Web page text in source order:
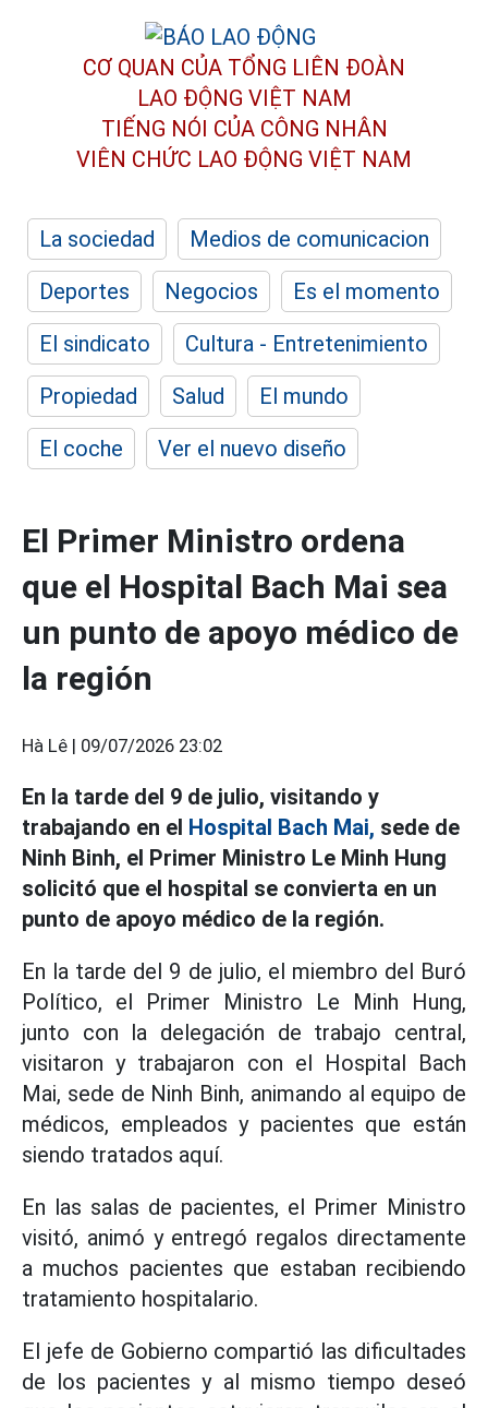
CƠ QUAN CỦA TỔNG LIÊN ĐOÀN
LAO ĐỘNG VIỆT NAM
TIẾNG NÓI CỦA CÔNG NHÂN
VIÊN CHỨC LAO ĐỘNG VIỆT NAM
La sociedad
Medios de comunicacion
Deportes
Negocios
Es el momento
El sindicato
Cultura - Entretenimiento
Propiedad
Salud
El mundo
El coche
Ver el nuevo diseño
El Primer Ministro ordena
que el Hospital Bach Mai sea
un punto de apoyo médico de
la región
Hà Lê | 09/07/2026 23:02
En la tarde del 9 de julio, visitando y
trabajando en el Hospital Bach Mai, sede de
Ninh Binh, el Primer Ministro Le Minh Hung
solicitó que el hospital se convierta en un
punto de apoyo médico de la región.
En la tarde del 9 de julio, el miembro del Buró
Político, el Primer Ministro Le Minh Hung,
junto con la delegación de trabajo central,
visitaron y trabajaron con el Hospital Bach
Mai, sede de Ninh Binh, animando al equipo de
médicos, empleados y pacientes que están
siendo tratados aquí.
En las salas de pacientes, el Primer Ministro
visitó, animó y entregó regalos directamente
a muchos pacientes que estaban recibiendo
tratamiento hospitalario.
El jefe de Gobierno compartió las dificultades
de los pacientes y al mismo tiempo deseó